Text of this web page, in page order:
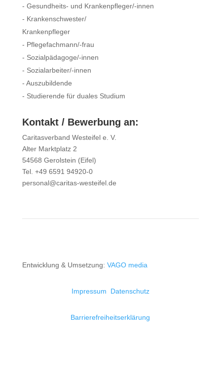
- Gesundheits- und Krankenpfleger/-innen
- Krankenschwester/
Krankenpfleger
- Pflegefachmann/-frau
- Sozialpädagoge/-innen
- Sozialarbeiter/-innen
- Auszubildende
- Studierende für duales Studium
Kontakt / Bewerbung an:
Caritasverband Westeifel e. V.
Alter Marktplatz 2
54568 Gerolstein (Eifel)
Tel. +49 6591 94920-0
personal@caritas-westeifel.de
Entwicklung & Umsetzung: VAGO media
Impressum Datenschutz
Barrierefreiheitserklärung